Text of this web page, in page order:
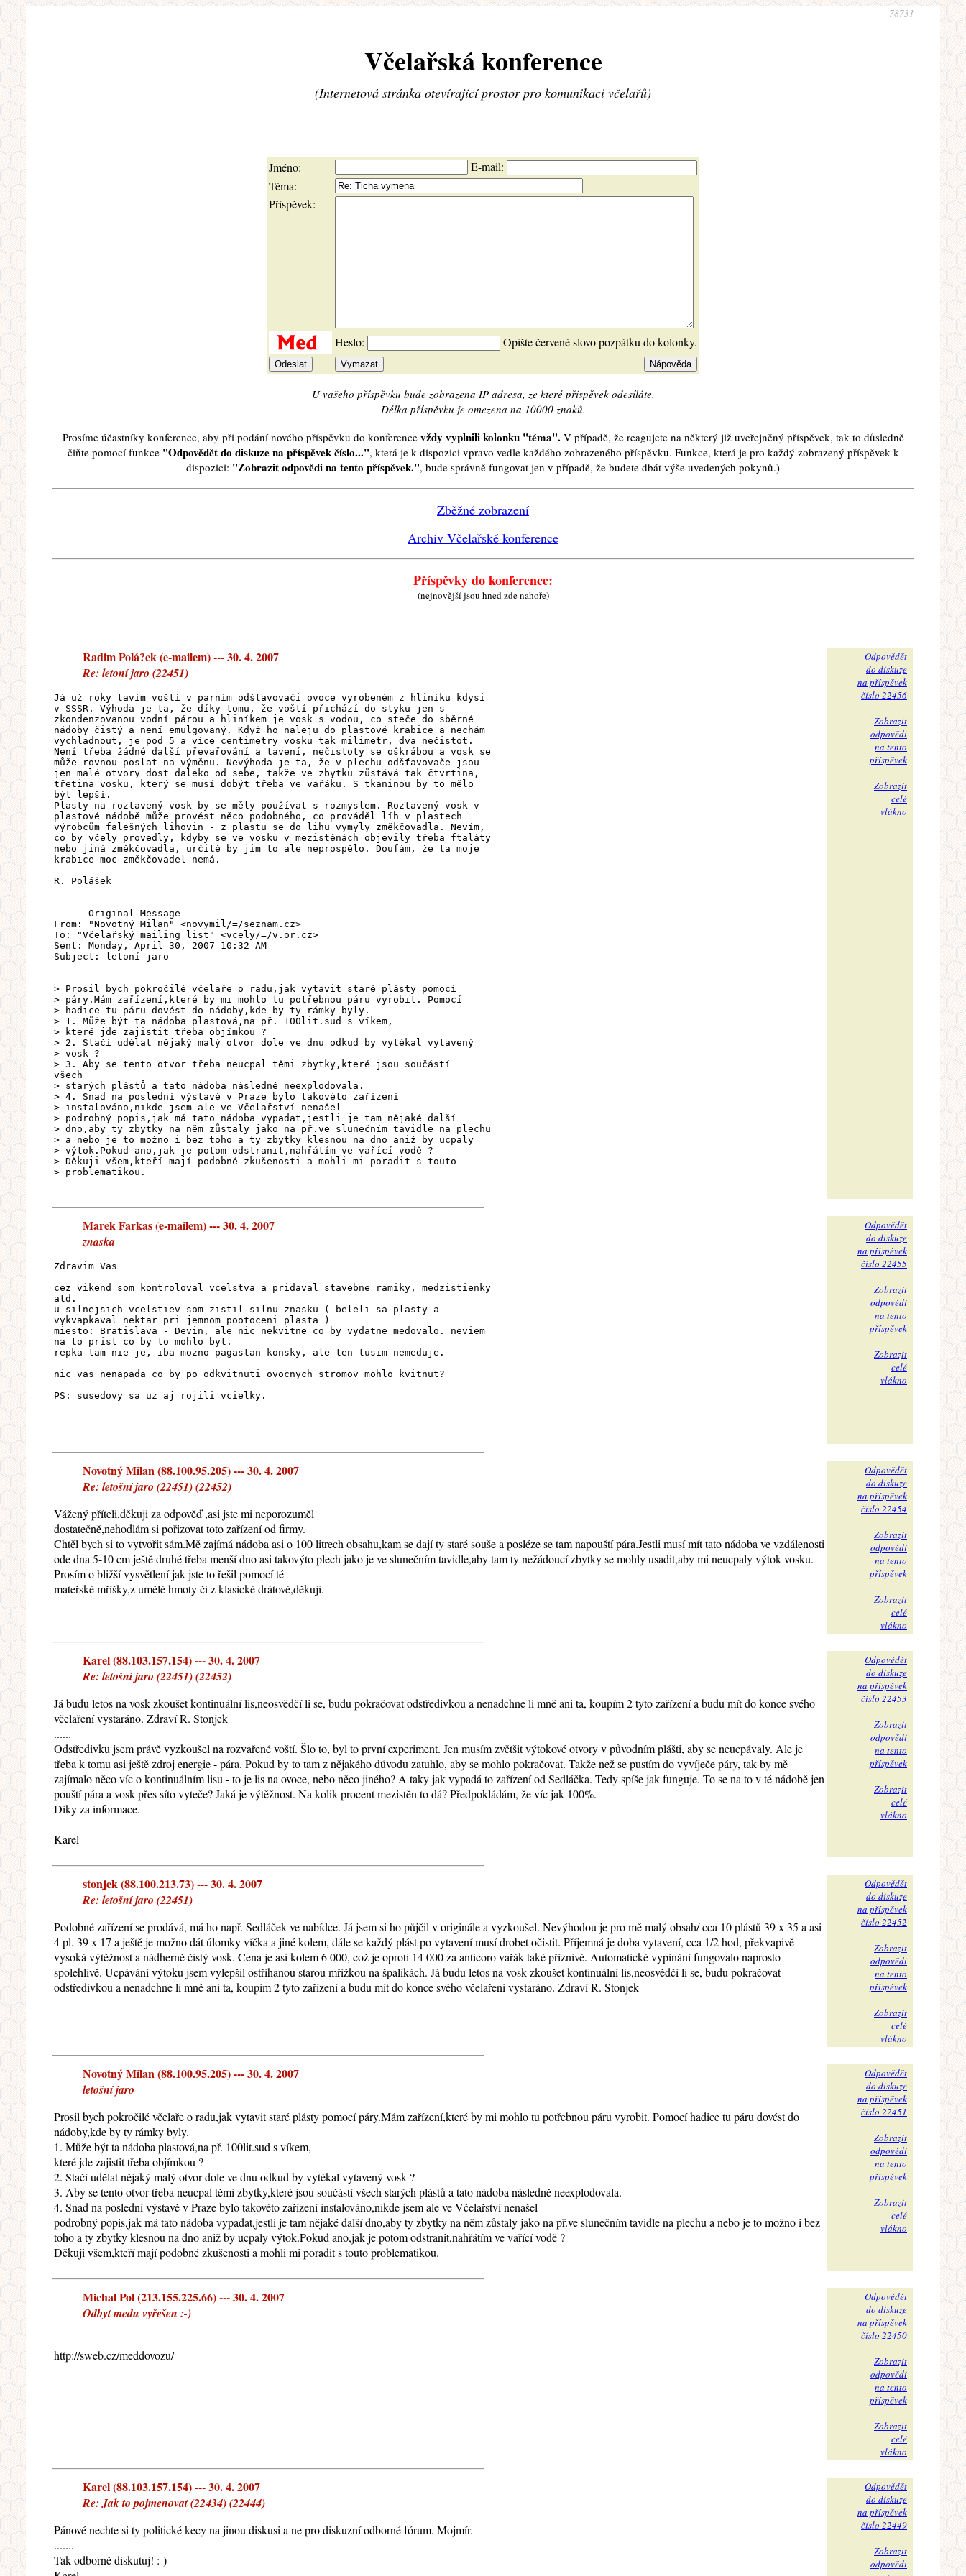
78731
Včelařská konference
(Internetová stránka otevírající prostor pro komunikaci včelařů)
Jméno:
E-mail:
Téma:
Příspěvek:
Heslo: Opište červené slovo pozpátku do kolonky.
U vašeho příspěvku bude zobrazena IP adresa, ze které příspěvek odesíláte.
Délka příspěvku je omezena na 10000 znaků.
Prosíme účastníky konference, aby při podání nového příspěvku do konference vždy vyplnili kolonku "téma". V případě, že reagujete na některý již uveřejněný příspěvek, tak to důsledně
čiňte pomocí funkce "Odpovědět do diskuze na příspěvek číslo...", která je k dispozici vpravo vedle každého zobrazeného příspěvku. Funkce, která je pro každý zobrazený příspěvek k
dispozici: "Zobrazit odpovědi na tento příspěvek.", bude správně fungovat jen v případě, že budete dbát výše uvedených pokynů.)
Zběžné zobrazení
Archiv Včelařské konference
Příspěvky do konference:
(nejnovější jsou hned zde nahoře)
Radim Polá?ek (e-mailem) --- 30. 4. 2007
Re: letoní jaro (22451)
Já už roky tavím voští v parním odšťavovači ovoce vyrobeném z hliníku kdysi
v SSSR. Výhoda je ta, že díky tomu, že voští přichází do styku jen s
zkondenzovanou vodní párou a hliníkem je vosk s vodou, co steče do sběrné
nádoby čistý a není emulgovaný. Když ho naleju do plastové krabice a nechám
vychladnout, je pod 5 a více centimetry vosku tak milimetr, dva nečistot.
Není třeba žádné další převařování a tavení, nečistoty se oškrábou a vosk se
může rovnou poslat na výměnu. Nevýhoda je ta, že v plechu odšťavovače jsou
jen malé otvory dost daleko od sebe, takže ve zbytku zůstává tak čtvrtina,
třetina vosku, který se musí dobýt třeba ve vařáku. S tkaninou by to mělo
být lepší.
Plasty na roztavený vosk by se měly používat s rozmyslem. Roztavený vosk v
plastové nádobě může provést něco podobného, co prováděl líh v plastech
výrobcům falešných lihovin - z plastu se do lihu vymyly změkčovadla. Nevím,
co by včely provedly, kdyby se ve vosku v mezistěnách objevily třeba ftaláty
nebo jiná změkčovadla, určitě by jim to ale neprospělo. Doufám, že ta moje
krabice moc změkčovadel nemá.
R. Polášek
----- Original Message -----
From: "Novotný Milan" <novymil/=/seznam.cz>
To: "Včelařský mailing list" <vcely/=/v.or.cz>
Sent: Monday, April 30, 2007 10:32 AM
Subject: letoní jaro
> Prosil bych pokročilé včelaře o radu,jak vytavit staré plásty pomocí
> páry.Mám zařízení,které by mi mohlo tu potřebnou páru vyrobit. Pomocí
> hadice tu páru dovést do nádoby,kde by ty rámky byly.
> 1. Může být ta nádoba plastová,na př. 100lit.sud s víkem,
> které jde zajistit třeba objímkou ?
> 2. Stačí udělat nějaký malý otvor dole ve dnu odkud by vytékal vytavený
> vosk ?
> 3. Aby se tento otvor třeba neucpal těmi zbytky,které jsou součástí
všech
> starých plástů a tato nádoba následně neexplodovala.
> 4. Snad na poslední výstavě v Praze bylo takovéto zařízení
> instalováno,nikde jsem ale ve Včelařství nenašel
> podrobný popis,jak má tato nádoba vypadat,jestli je tam nějaké další
> dno,aby ty zbytky na něm zůstaly jako na př.ve slunečním tavidle na plechu
> a nebo je to možno i bez toho a ty zbytky klesnou na dno aniž by ucpaly
> výtok.Pokud ano,jak je potom odstranit,nahřátím ve vařící vodě ?
> Děkuji všem,kteří mají podobné zkušenosti a mohli mi poradit s touto
> problematikou.
Odpovědět
do diskuze
na příspěvek
číslo 22456
Zobrazit
odpovědi
na tento
příspěvek
Zobrazit
celé
vlákno
Marek Farkas (e-mailem) --- 30. 4. 2007
znaska
Zdravim Vas
cez vikend som kontroloval vcelstva a pridaval stavebne ramiky, medzistienky
atd.
u silnejsich vcelstiev som zistil silnu znasku ( beleli sa plasty a
vykvapkaval nektar pri jemnom pootoceni plasta )
miesto: Bratislava - Devin, ale nic nekvitne co by vydatne medovalo. neviem
na to prist co by to mohlo byt.
repka tam nie je, iba mozno pagastan konsky, ale ten tusim nemeduje.
nic vas nenapada co by po odkvitnuti ovocnych stromov mohlo kvitnut?
PS: susedovy sa uz aj rojili vcielky.
Odpovědět
do diskuze
na příspěvek
číslo 22455
Zobrazit
odpovědi
na tento
příspěvek
Zobrazit
celé
vlákno
Novotný Milan (88.100.95.205) --- 30. 4. 2007
Re: letošní jaro (22451) (22452)
Vážený příteli,děkuji za odpověď ,asi jste mi neporozuměl
dostatečně,nehodlám si pořizovat toto zařízení od firmy.
Chtěl bych si to vytvořit sám.Mě zajímá nádoba asi o 100 litrech obsahu,kam se dají ty staré souše a posléze se tam napouští pára.Jestli musí mít tato nádoba ve vzdálenosti
ode dna 5-10 cm ještě druhé třeba menší dno asi takovýto plech jako je ve slunečním tavidle,aby tam ty nežádoucí zbytky se mohly usadit,aby mi neucpaly výtok vosku.
Prosím o bližší vysvětlení jak jste to řešil pomocí té
mateřské mříšky,z umělé hmoty či z klasické drátové,děkuji.
Odpovědět
do diskuze
na příspěvek
číslo 22454
Zobrazit
odpovědi
na tento
příspěvek
Zobrazit
celé
vlákno
Karel (88.103.157.154) --- 30. 4. 2007
Re: letošní jaro (22451) (22452)
Já budu letos na vosk zkoušet kontinuální lis,neosvědčí li se, budu pokračovat odstředivkou a nenadchne li mně ani ta, koupím 2 tyto zařízení a budu mít do konce svého
včelaření vystaráno. Zdraví R. Stonjek
......
Odstředivku jsem právě vyzkoušel na rozvařené voští. Šlo to, byl to první experiment. Jen musím zvětšit výtokové otvory v původním plášti, aby se neucpávaly. Ale je
třeba k tomu asi ještě zdroj energie - pára. Pokud by to tam z nějakého důvodu zatuhlo, aby se mohlo pokračovat. Takže než se pustím do vyvíječe páry, tak by mě
zajímalo něco víc o kontinuálním lisu - to je lis na ovoce, nebo něco jiného? A taky jak vypadá to zařízení od Sedláčka. Tedy spíše jak funguje. To se na to v té nádobě jen
pouští pára a vosk přes síto vyteče? Jaká je výtěžnost. Na kolik procent mezistěn to dá? Předpokládám, že víc jak 100%.
Díky za informace.
Karel
Odpovědět
do diskuze
na příspěvek
číslo 22453
Zobrazit
odpovědi
na tento
příspěvek
Zobrazit
celé
vlákno
stonjek (88.100.213.73) --- 30. 4. 2007
Re: letošní jaro (22451)
Podobné zařízení se prodává, má ho např. Sedláček ve nabídce. Já jsem si ho půjčil v originále a vyzkoušel. Nevýhodou je pro mě malý obsah/ cca 10 plástů 39 x 35 a asi
4 pl. 39 x 17 a ještě je možno dát úlomky víčka a jiné kolem, dále se každý plást po vytavení musí drobet očistit. Příjemná je doba vytavení, cca 1/2 hod, překvapivě
vysoká výtěžnost a nádherně čistý vosk. Cena je asi kolem 6 000, což je oproti 14 000 za anticoro vařák také příznivé. Automatické vypínání fungovalo naprosto
spolehlivě. Ucpávání výtoku jsem vylepšil ostříhanou starou mřížkou na špalíkách. Já budu letos na vosk zkoušet kontinuální lis,neosvědčí li se, budu pokračovat
odstředivkou a nenadchne li mně ani ta, koupím 2 tyto zařízení a budu mít do konce svého včelaření vystaráno. Zdraví R. Stonjek
Odpovědět
do diskuze
na příspěvek
číslo 22452
Zobrazit
odpovědi
na tento
příspěvek
Zobrazit
celé
vlákno
Novotný Milan (88.100.95.205) --- 30. 4. 2007
letošní jaro
Prosil bych pokročilé včelaře o radu,jak vytavit staré plásty pomocí páry.Mám zařízení,které by mi mohlo tu potřebnou páru vyrobit. Pomocí hadice tu páru dovést do
nádoby,kde by ty rámky byly.
1. Může být ta nádoba plastová,na př. 100lit.sud s víkem,
které jde zajistit třeba objímkou ?
2. Stačí udělat nějaký malý otvor dole ve dnu odkud by vytékal vytavený vosk ?
3. Aby se tento otvor třeba neucpal těmi zbytky,které jsou součástí všech starých plástů a tato nádoba následně neexplodovala.
4. Snad na poslední výstavě v Praze bylo takovéto zařízení instalováno,nikde jsem ale ve Včelařství nenašel
podrobný popis,jak má tato nádoba vypadat,jestli je tam nějaké další dno,aby ty zbytky na něm zůstaly jako na př.ve slunečním tavidle na plechu a nebo je to možno i bez
toho a ty zbytky klesnou na dno aniž by ucpaly výtok.Pokud ano,jak je potom odstranit,nahřátím ve vařící vodě ?
Děkuji všem,kteří mají podobné zkušenosti a mohli mi poradit s touto problematikou.
Odpovědět
do diskuze
na příspěvek
číslo 22451
Zobrazit
odpovědi
na tento
příspěvek
Zobrazit
celé
vlákno
Michal Pol (213.155.225.66) --- 30. 4. 2007
Odbyt medu vyřešen :-)
http://sweb.cz/meddovozu/
Odpovědět
do diskuze
na příspěvek
číslo 22450
Zobrazit
odpovědi
na tento
příspěvek
Zobrazit
celé
vlákno
Karel (88.103.157.154) --- 30. 4. 2007
Re: Jak to pojmenovat (22434) (22444)
Pánové nechte si ty politické kecy na jinou diskusi a ne pro diskuzní odborné fórum. Mojmír.
.......
Tak odborně diskutuj! :-)
Odpovědět
do diskuze
na příspěvek
číslo 22449
Zobrazit
odpovědi